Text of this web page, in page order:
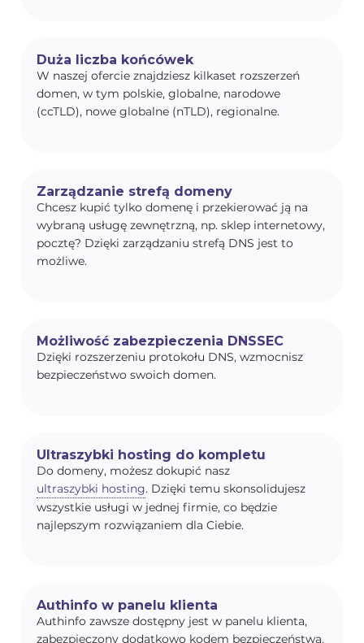
Duża liczba końcówek
W naszej ofercie znajdziesz kilkaset rozszerzeń
domen, w tym polskie, globalne, narodowe
(ccTLD), nowe globalne (nTLD), regionalne.
Zarządzanie strefą domeny
Chcesz kupić tylko domenę i przekierować ją na
wybraną usługę zewnętrzną, np. sklep internetowy,
pocztę? Dzięki zarządzaniu strefą DNS jest to
możliwe.
Możliwość zabezpieczenia DNSSEC
Dzięki rozszerzeniu protokołu DNS, wzmocnisz
bezpieczeństwo swoich domen.
Ultraszybki hosting do kompletu
Do domeny, możesz dokupić nasz
ultraszybki hosting. Dzięki temu skonsolidujesz
wszystkie usługi w jednej firmie, co będzie
najlepszym rozwiązaniem dla Ciebie.
Authinfo w panelu klienta
Authinfo zawsze dostępny jest w panelu klienta,
zabezpieczony dodatkowo kodem bezpieczeństwa.